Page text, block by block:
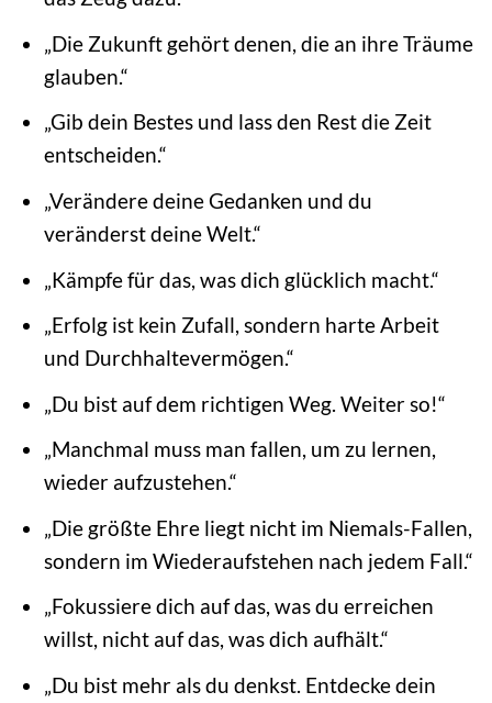
„Die Zukunft gehört denen, die an ihre Träume
glauben.“
„Gib dein Bestes und lass den Rest die Zeit
entscheiden.“
„Verändere deine Gedanken und du
veränderst deine Welt.“
„Kämpfe für das, was dich glücklich macht.“
„Erfolg ist kein Zufall, sondern harte Arbeit
und Durchhaltevermögen.“
„Du bist auf dem richtigen Weg. Weiter so!“
„Manchmal muss man fallen, um zu lernen,
wieder aufzustehen.“
„Die größte Ehre liegt nicht im Niemals-Fallen,
sondern im Wiederaufstehen nach jedem Fall.“
„Fokussiere dich auf das, was du erreichen
willst, nicht auf das, was dich aufhält.“
„Du bist mehr als du denkst. Entdecke dein